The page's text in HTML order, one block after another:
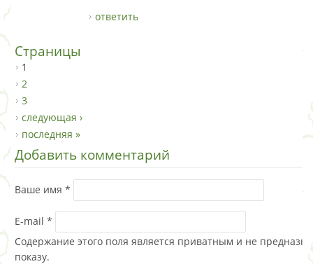
ответить
Страницы
1
2
3
следующая ›
последняя »
Добавить комментарий
Ваше имя *
E-mail *
Содержание этого поля является приватным и не
показу.